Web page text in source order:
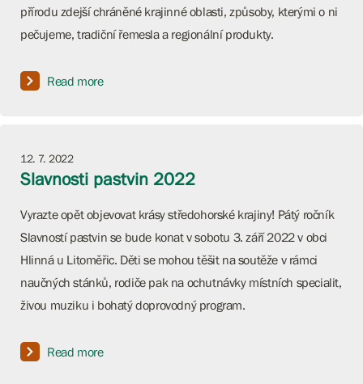
přírodu zdejší chráněné krajinné oblasti, způsoby, kterými o ni
pečujeme, tradiční řemesla a regionální produkty.
Read more
12. 7. 2022
Slavnosti pastvin 2022
Vyrazte opět objevovat krásy středohorské krajiny! Pátý ročník
Slavností pastvin se bude konat v sobotu 3. září 2022 v obci
Hlinná u Litoměřic. Děti se mohou těšit na soutěže v rámci
naučných stánků, rodiče pak na ochutnávky místních specialit,
živou muziku i bohatý doprovodný program.
Read more